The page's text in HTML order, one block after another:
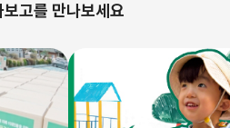
보고를 만나보세요